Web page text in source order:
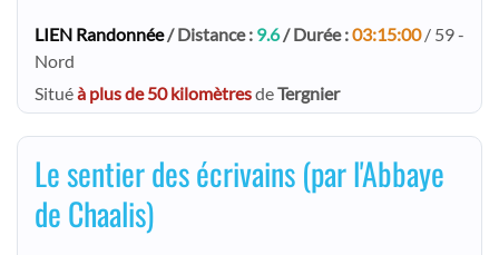
LIEN Randonnée/ Distance : 9.6/ Durée :03:15:00/ 59 -
Nord
Situéà plus de 50 kilomètresdeTergnier
Le sentier des écrivains (par l'Abbaye
de Chaalis)